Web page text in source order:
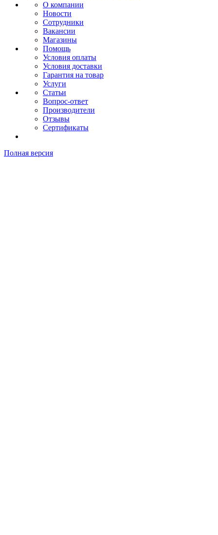
О компании
Новости
Сотрудники
Вакансии
Магазины
Помощь
Условия оплаты
Условия доставки
Гарантия на товар
Услуги
Статьи
Вопрос-ответ
Производители
Отзывы
Сертификаты
Полная версия